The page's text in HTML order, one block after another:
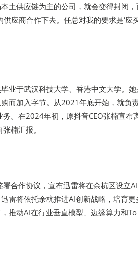
土供应链为主的公司，就会变得封闭
应商合作下去。任总对我的要求是‘应
业于武汉科技大学、香港中文大学。
而加入字节。从2021年底开始，就负责
。在2024年初，原抖音CEO张楠宣布
楠汇报。
合作协议，宣布迅雷将在余杭区设立
雷将依托余杭推进AI创新战略，培育
推动AI在行业垂直模型、边缘算力和